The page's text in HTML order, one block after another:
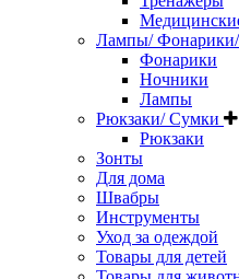
Лампы/
Фонарики
Ночники
Лампы
Рюкзаки/ Сумки
Рюкзаки
Зонты
Для дома
Швабры
Инструменты
Уход за одеждой
Товары для детей